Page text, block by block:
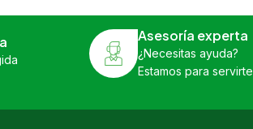
Asesoría experta
¿Necesitas ayuda?
Estamos para servirte